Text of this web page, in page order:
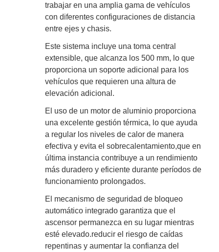
trabajar en una amplia gama de vehículos
con diferentes configuraciones de distancia
entre ejes y chasis.
Este sistema incluye una toma central
extensible, que alcanza los 500 mm, lo que
proporciona un soporte adicional para los
vehículos que requieren una altura de
elevación adicional.
El uso de un motor de aluminio proporciona
una excelente gestión térmica, lo que ayuda
a regular los niveles de calor de manera
efectiva y evita el sobrecalentamiento,que en
última instancia contribuye a un rendimiento
más duradero y eficiente durante períodos de
funcionamiento prolongados.
El mecanismo de seguridad de bloqueo
automático integrado garantiza que el
ascensor permanezca en su lugar mientras
esté elevado.reducir el riesgo de caídas
repentinas y aumentar la confianza del